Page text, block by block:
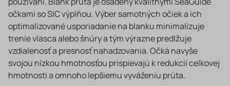
očkami so SIC výplňou. Výber samotných očiek a ich
optimalizované usporiadanie na blanku minimalizuje
trenie vlasca alebo šnúry a tým výrazne predlžuje
vzdialenosť a presnosť nahadzovania. Očká navyše
svojou nízkou hmotnosťou prispievajú k redukcii celkovej
hmotnosti a omnoho lepšiemu vyváženiu prúta.